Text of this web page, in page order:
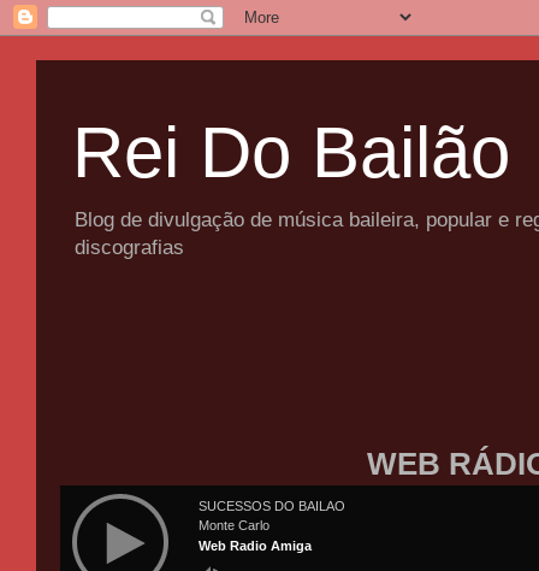
Rei Do Bailão
Blog de divulgação de música baileira, popular e
discografias
WEB